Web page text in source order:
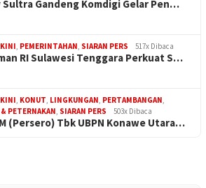
Sultra Gandeng Komdigi Gelar Pen…
, PEMERINTAHAN, SIARAN PERS 517x Dibaca
RI Sulawesi Tenggara Perkuat S…
, KONUT, LINGKUNGAN, PERTAMBANGAN,
PETERNAKAN, SIARAN PERS 503x Dibaca
(Persero) Tbk UBPN Konawe Utara…